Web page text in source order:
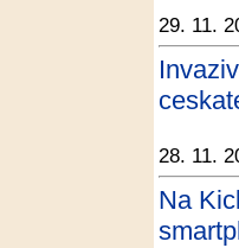
29. 11.
28. 11.
Na